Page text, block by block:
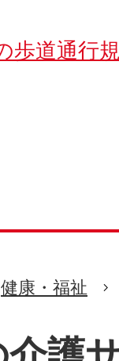
歩道通行
健康・福祉